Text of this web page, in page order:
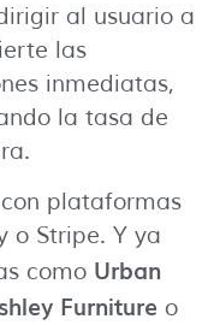
al usuario a
las
inmediatas,
la tasa de
plataformas
o Stripe. Y ya
como Urban
Furniture o